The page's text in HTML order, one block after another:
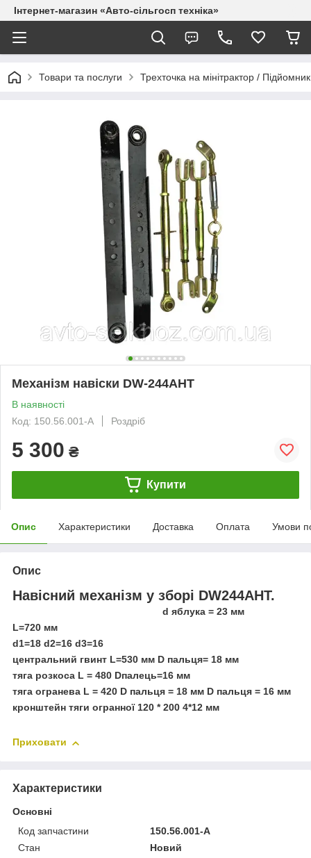
Інтернет-магазин «Авто-сільгосп техніка»
Товари та послуги Трехточка на мінітрактор / Підйомник
Механізм навіски DW-244AHT
В наявності
Код: 150.56.001-A
Роздріб
5 300 ₴
Купити
Опис Характеристики Доставка Оплата Умови
Опис
Навісний механізм у зборі DW244AHT.
d яблука = 23 мм
L=720 мм
d1=18 d2=16 d3=16
центральний гвинт L=530 мм D пальця= 18 мм
тяга розкоса L = 480 Dпалець=16 мм
тяга огранева L = 420 D пальця = 18 мм D пальця = 16 мм
кронштейн тяги огранної 120 * 200 4*12 мм
Приховати
Характеристики
Основні
Код запчастини
150.56.001-A
Стан
Новий